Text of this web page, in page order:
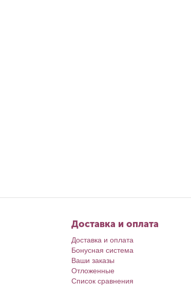
Доставка и оплата
Доставка и оплата
Бонусная система
Ваши заказы
Отложенные
Список сравнения